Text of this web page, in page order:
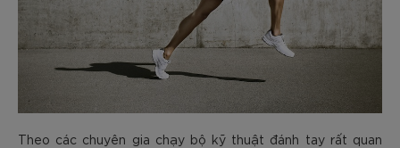
Theo các chuyên gia chạy bộ kỹ thuật đánh tay rất quan